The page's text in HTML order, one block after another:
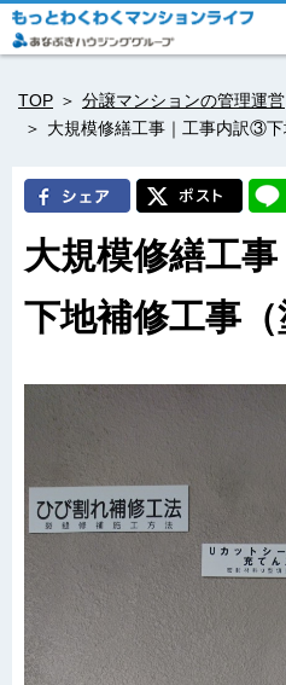
TOP 分譲マンションの管理運営
大規模修繕工事｜工事内訳③下
大規模修繕工
下地補修工事（